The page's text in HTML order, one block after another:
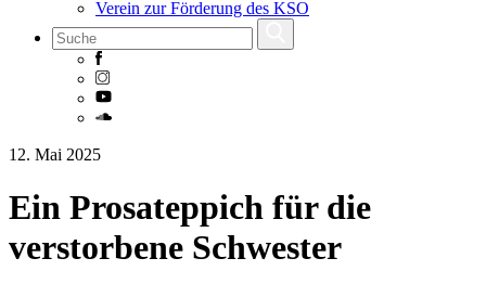
Verein zur Förderung des KSO
Skip
content
12. Mai 2025
Ein Prosateppich für die
verstorbene Schwester